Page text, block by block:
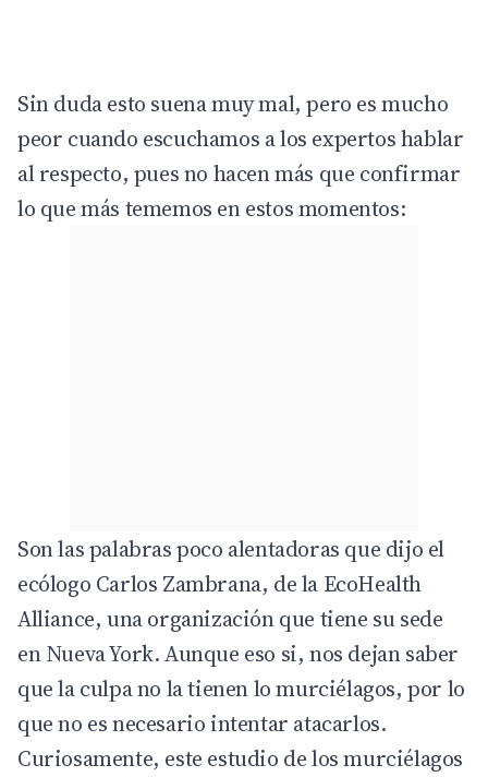
Sin duda esto suena muy mal, pero es mucho
peor cuando escuchamos a los expertos hablar
al respecto, pues no hacen más que confirmar
lo que más tememos en estos momentos:
Son las palabras poco alentadoras que dijo el
ecólogo Carlos Zambrana, de la EcoHealth
Alliance, una organización que tiene su sede
en Nueva York. Aunque eso si, nos dejan saber
que la culpa no la tienen lo murciélagos, por lo
que no es necesario intentar atacarlos.
Curiosamente, este estudio de los murciélagos